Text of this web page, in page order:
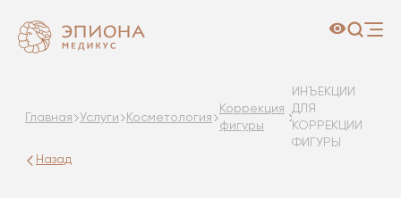
Главная Услуги Косметология
Коррекция
фигуры
ИНЪЕКЦИИ
ДЛЯ
КОРРЕКЦИИ
ФИГУРЫ
Назад